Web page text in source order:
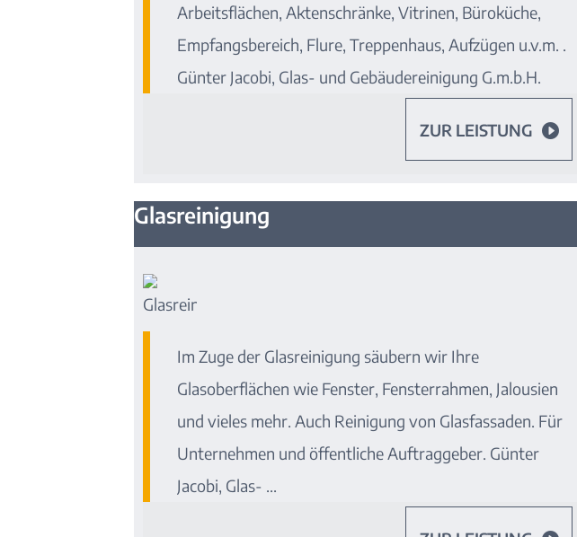
Arbeitsflächen, Aktenschränke, Vitrinen, Büroküche,
Empfangsbereich, Flure, Treppenhaus, Aufzügen u.v.m. .
Günter Jacobi, Glas- und Gebäudereinigung G.m.b.H.
ZUR LEISTUNG 
Glasreinigung
Im Zuge der Glasreinigung säubern wir Ihre
Glasoberflächen wie Fenster, Fensterrahmen, Jalousien
und vieles mehr. Auch Reinigung von Glasfassaden. Für
Unternehmen und öffentliche Auftraggeber. Günter
Jacobi, Glas- ...